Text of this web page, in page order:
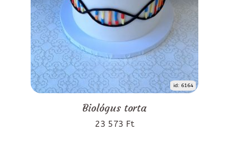
id: 6164
Biológus torta
23 573 Ft